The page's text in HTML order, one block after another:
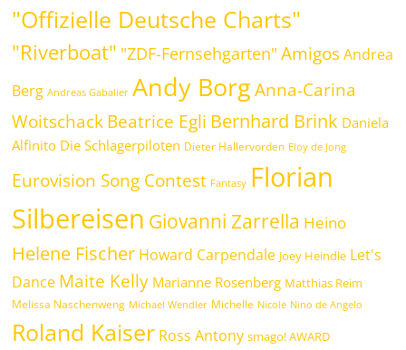
"Offizielle Deutsche Charts"
"Riverboat" "ZDF-Fernsehgarten" Amigos Andrea
Berg Andreas Gabalier Andy Borg Anna-Carina
WoitschackBeatrice Egli Bernhard Brink Daniela
Alfinito Die Schlagerpiloten Dieter Hallervorden Eloy de Jong
Eurovision Song Contest Fantasy Florian
Silbereisen Giovanni Zarrella Heino
Helene Fischer Howard Carpendale Joey Heindle Let's
Dance Maite Kelly Marianne Rosenberg Matthias Reim
Melissa Naschenweng Michael Wendler Michelle Nicole Nino de Angelo
Roland Kaiser Ross Antony smago! AWARD